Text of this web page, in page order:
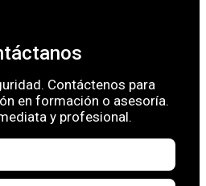
Contáctenos para
en formación o asesoría.
y profesional.